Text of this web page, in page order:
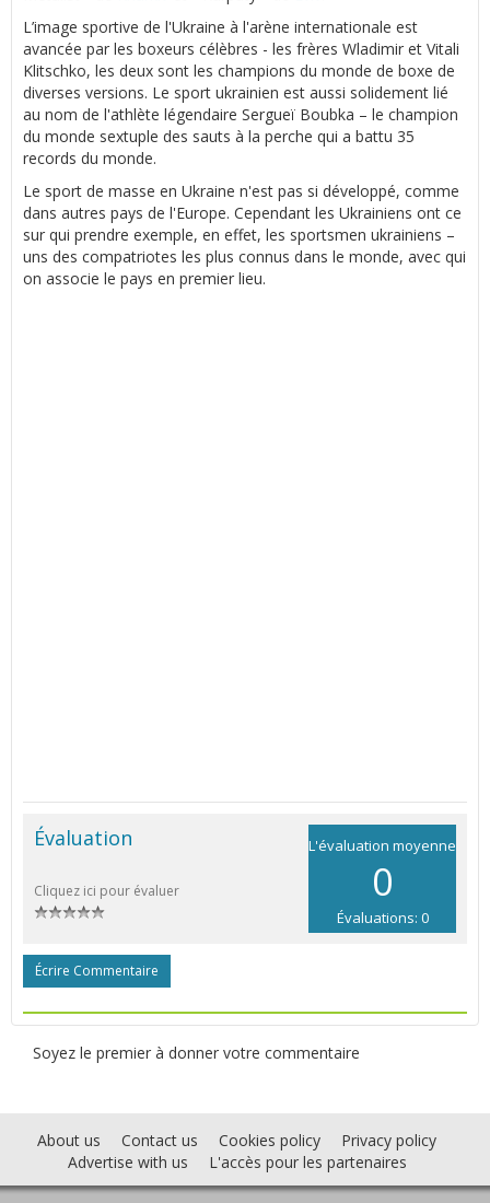
L’image sportive de l'Ukraine à l'arène internationale est
avancée par les boxeurs célèbres - les frères Wladimir et Vitali
Klitschko, les deux sont les champions du monde de boxe de
diverses versions. Le sport ukrainien est aussi solidement lié
au nom de l'athlète légendaire Sergueï Boubka – le champion
du monde sextuple des sauts à la perche qui a battu 35
records du monde.
Le sport de masse en Ukraine n'est pas si développé, comme
dans autres pays de l'Europe. Cependant les Ukrainiens ont ce
sur qui prendre exemple, en effet, les sportsmen ukrainiens –
uns des compatriotes les plus connus dans le monde, avec qui
on associe le pays en premier lieu.
L'évaluation moyenne
0
Évaluations: 0
Évaluation
Cliquez ici pour évaluer
Écrire Commentaire
Soyez le premier à donner votre commentaire
About us Contact us Cookies policy
Privacy policy
Advertise with us
L'accès pour les partenaires